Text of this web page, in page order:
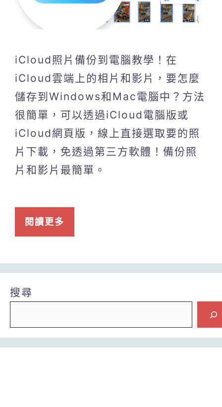
iCloud照片備份到電腦教學！在
iCloud雲端上的相片和影片，要怎麼
儲存到Windows和Mac電腦中？方法
很簡單，可以透過iCloud電腦版或
iCloud網頁版，線上直接選取要的照
片下載，免透過第三方軟體！備份照
片和影片最簡單。
閱讀更多
搜尋